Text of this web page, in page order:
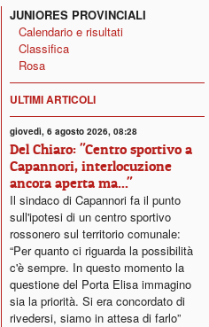
JUNIORES PROVINCIALI
Calendario e risultati
Classifica
Rosa
ULTIMI ARTICOLI
giovedì, 6 agosto 2026, 08:28
Del Chiaro: "Centro sportivo a
Capannori, interlocuzione
ancora aperta ma..."
Il sindaco di Capannori fa il punto
sull'ipotesi di un centro sportivo
rossonero sul territorio comunale:
“Per quanto ci riguarda la possibilità
c'è sempre. In questo momento la
questione del Porta Elisa immagino
sia la priorità. Si era concordato di
rivedersi, siamo in attesa di farlo”